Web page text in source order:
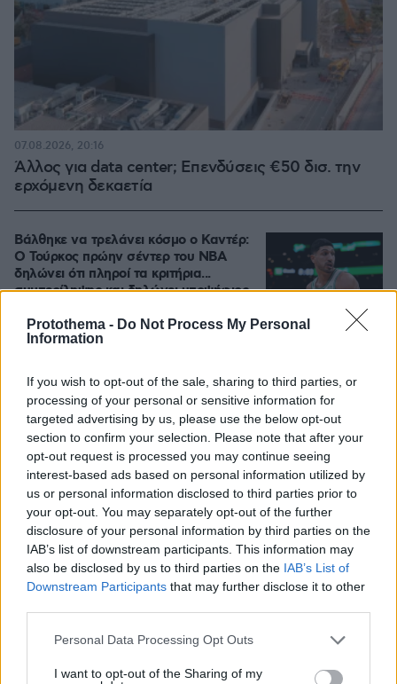
Protothema - Do Not Process My Personal
Information
If you wish to opt-out of the sale, sharing to third parties, or
processing of your personal or sensitive information for
targeted advertising by us, please use the below opt-out
section to confirm your selection. Please note that after your
opt-out request is processed you may continue seeing
interest-based ads based on personal information utilized by
us or personal information disclosed to third parties prior to
your opt-out. You may separately opt-out of the further
disclosure of your personal information by third parties on the
IAB’s list of downstream participants. This information may
also be disclosed by us to third parties on the IAB’s List of
Downstream Participants that may further disclose it to other
Please note that this website/app uses one or more Google
not limited to your visit or usage behaviour. You may click to
Personal Data Processing Opt Outs
I want to opt-out of the Sharing of my
Άλλος για data center; Επενδύσεις €50 δισ. την
ερχόμενη δεκαετία
07.08.2026, 20:16
Βάλθηκε να τρελάνει κόσμο ο Καντέρ:
Ο Τούρκος πρώην σέντερ του NBA
δηλώνει ότι πληροί τα κριτήρια...
συμπερίληψης και δηλώνει υποψήφιος
07.08.2026, 23:30 28
Είδος υπό εξαφάνιση οι
υπερπολύτεκνοι στην Ελλάδα που
γερνάει: Τα... δύο ταψιά μεσημεριανό,
τα επιδόματα, η καθημερινότητά τους
07.08.2026, 15:59 573
Νέες καταγγελίες στην Ελπίδα για τη
Δημοκρατία: Γρατσία, Γαλανός,
Καρυστιανού και αυλικοί το
μετέτρεψαν σε φοβικό αρχηγικό
κόμμα
07.08.2026, 19:33 104